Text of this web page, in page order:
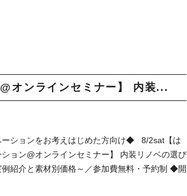
オンラインセミナー】 内装...
ションをお考えはじめた方向け◆ 8/2sat【は
ョン@オンラインセミナー】 内装リノベの選び
紹介と素材別価格～／参加費無料・予約制 ◆開